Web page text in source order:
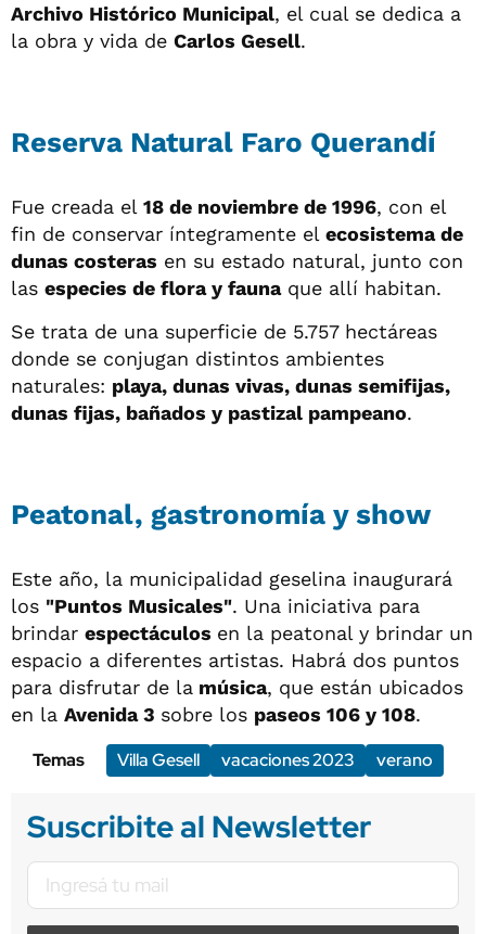
Archivo Histórico Municipal, el cual se dedica a
la obra y vida de Carlos Gesell.
Reserva Natural Faro Querandí
Fue creada el 18 de noviembre de 1996, con el
fin de conservar íntegramente el ecosistema de
dunas costeras en su estado natural, junto con
las especies de flora y faunaque allí habitan.
Se trata de una superficie de 5.757 hectáreas
donde se conjugan distintos ambientes
naturales: playa, dunas vivas, dunas semifijas,
dunas fijas, bañados y pastizal pampeano.
Peatonal, gastronomía y show
Este año, la municipalidad geselina inaugurará
los "Puntos Musicales". Una iniciativa para
brindar espectáculos en la peatonal y brindar un
espacio a diferentes artistas. Habrá dos puntos
para disfrutar de la música, que están ubicados
en la Avenida 3 sobre los paseos 106 y 108.
Temas
Villa Gesell vacaciones 2023 verano
Suscribite al Newsletter